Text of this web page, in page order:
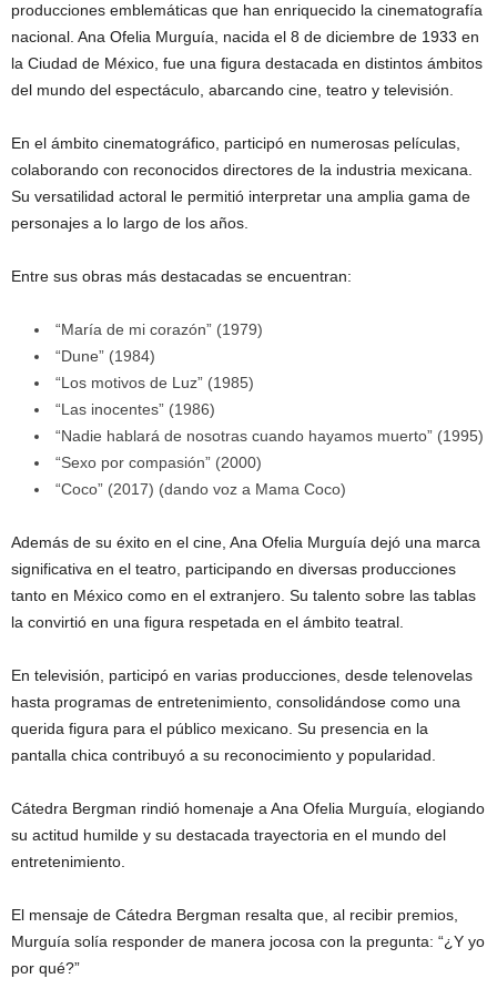
producciones emblemáticas que han enriquecido la cinematografía
nacional. Ana Ofelia Murguía, nacida el 8 de diciembre de 1933 en
la Ciudad de México, fue una figura destacada en distintos ámbitos
del mundo del espectáculo, abarcando cine, teatro y televisión.
En el ámbito cinematográfico, participó en numerosas películas,
colaborando con reconocidos directores de la industria mexicana.
Su versatilidad actoral le permitió interpretar una amplia gama de
personajes a lo largo de los años.
Entre sus obras más destacadas se encuentran:
“María de mi corazón” (1979)
“Dune” (1984)
“Los motivos de Luz” (1985)
“Las inocentes” (1986)
“Nadie hablará de nosotras cuando hayamos muerto” (1995)
“Sexo por compasión” (2000)
“Coco” (2017) (dando voz a Mama Coco)
Además de su éxito en el cine, Ana Ofelia Murguía dejó una marca
significativa en el teatro, participando en diversas producciones
tanto en México como en el extranjero. Su talento sobre las tablas
la convirtió en una figura respetada en el ámbito teatral.
En televisión, participó en varias producciones, desde telenovelas
hasta programas de entretenimiento, consolidándose como una
querida figura para el público mexicano. Su presencia en la
pantalla chica contribuyó a su reconocimiento y popularidad.
Cátedra Bergman rindió homenaje a Ana Ofelia Murguía, elogiando
su actitud humilde y su destacada trayectoria en el mundo del
entretenimiento.
El mensaje de Cátedra Bergman resalta que, al recibir premios,
Murguía solía responder de manera jocosa con la pregunta: “¿Y yo
por qué?”